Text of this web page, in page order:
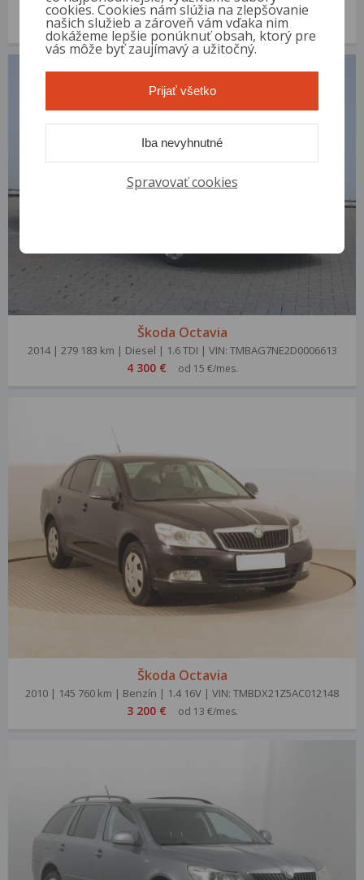
2013 | 371 302 km | Diesel | 2.0 TDI | VIN: TMBJJ7NE6E0116728
2 800 € od 10 €/mes.
Škoda Octavia
2014 | 279 183 km | Diesel | 1.6 TDI | VIN: TMBAG7NE2D0006613
4 300 € od 15 €/mes.
Škoda Octavia
2010 | 145 760 km | Benzín | 1.4 16V | VIN: TMBDX21Z5AC012148
3 200 € od 13 €/mes.
cookies. Cookies nám slúžia na zlepšovanie
našich služieb a zároveň vám vďaka nim
dokážeme lepšie ponúknuť obsah, ktorý pre
vás môže byť zaujímavý a užitočný.
Spravovať cookies
Iba nevyhnutné
Prijať všetko